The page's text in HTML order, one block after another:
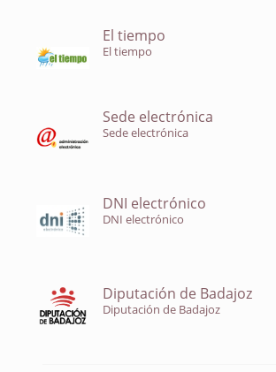
El tiempo
El tiempo
Sede electrónica
Sede electrónica
DNI electrónico
DNI electrónico
Diputación de Badajoz
Diputación de Badajoz